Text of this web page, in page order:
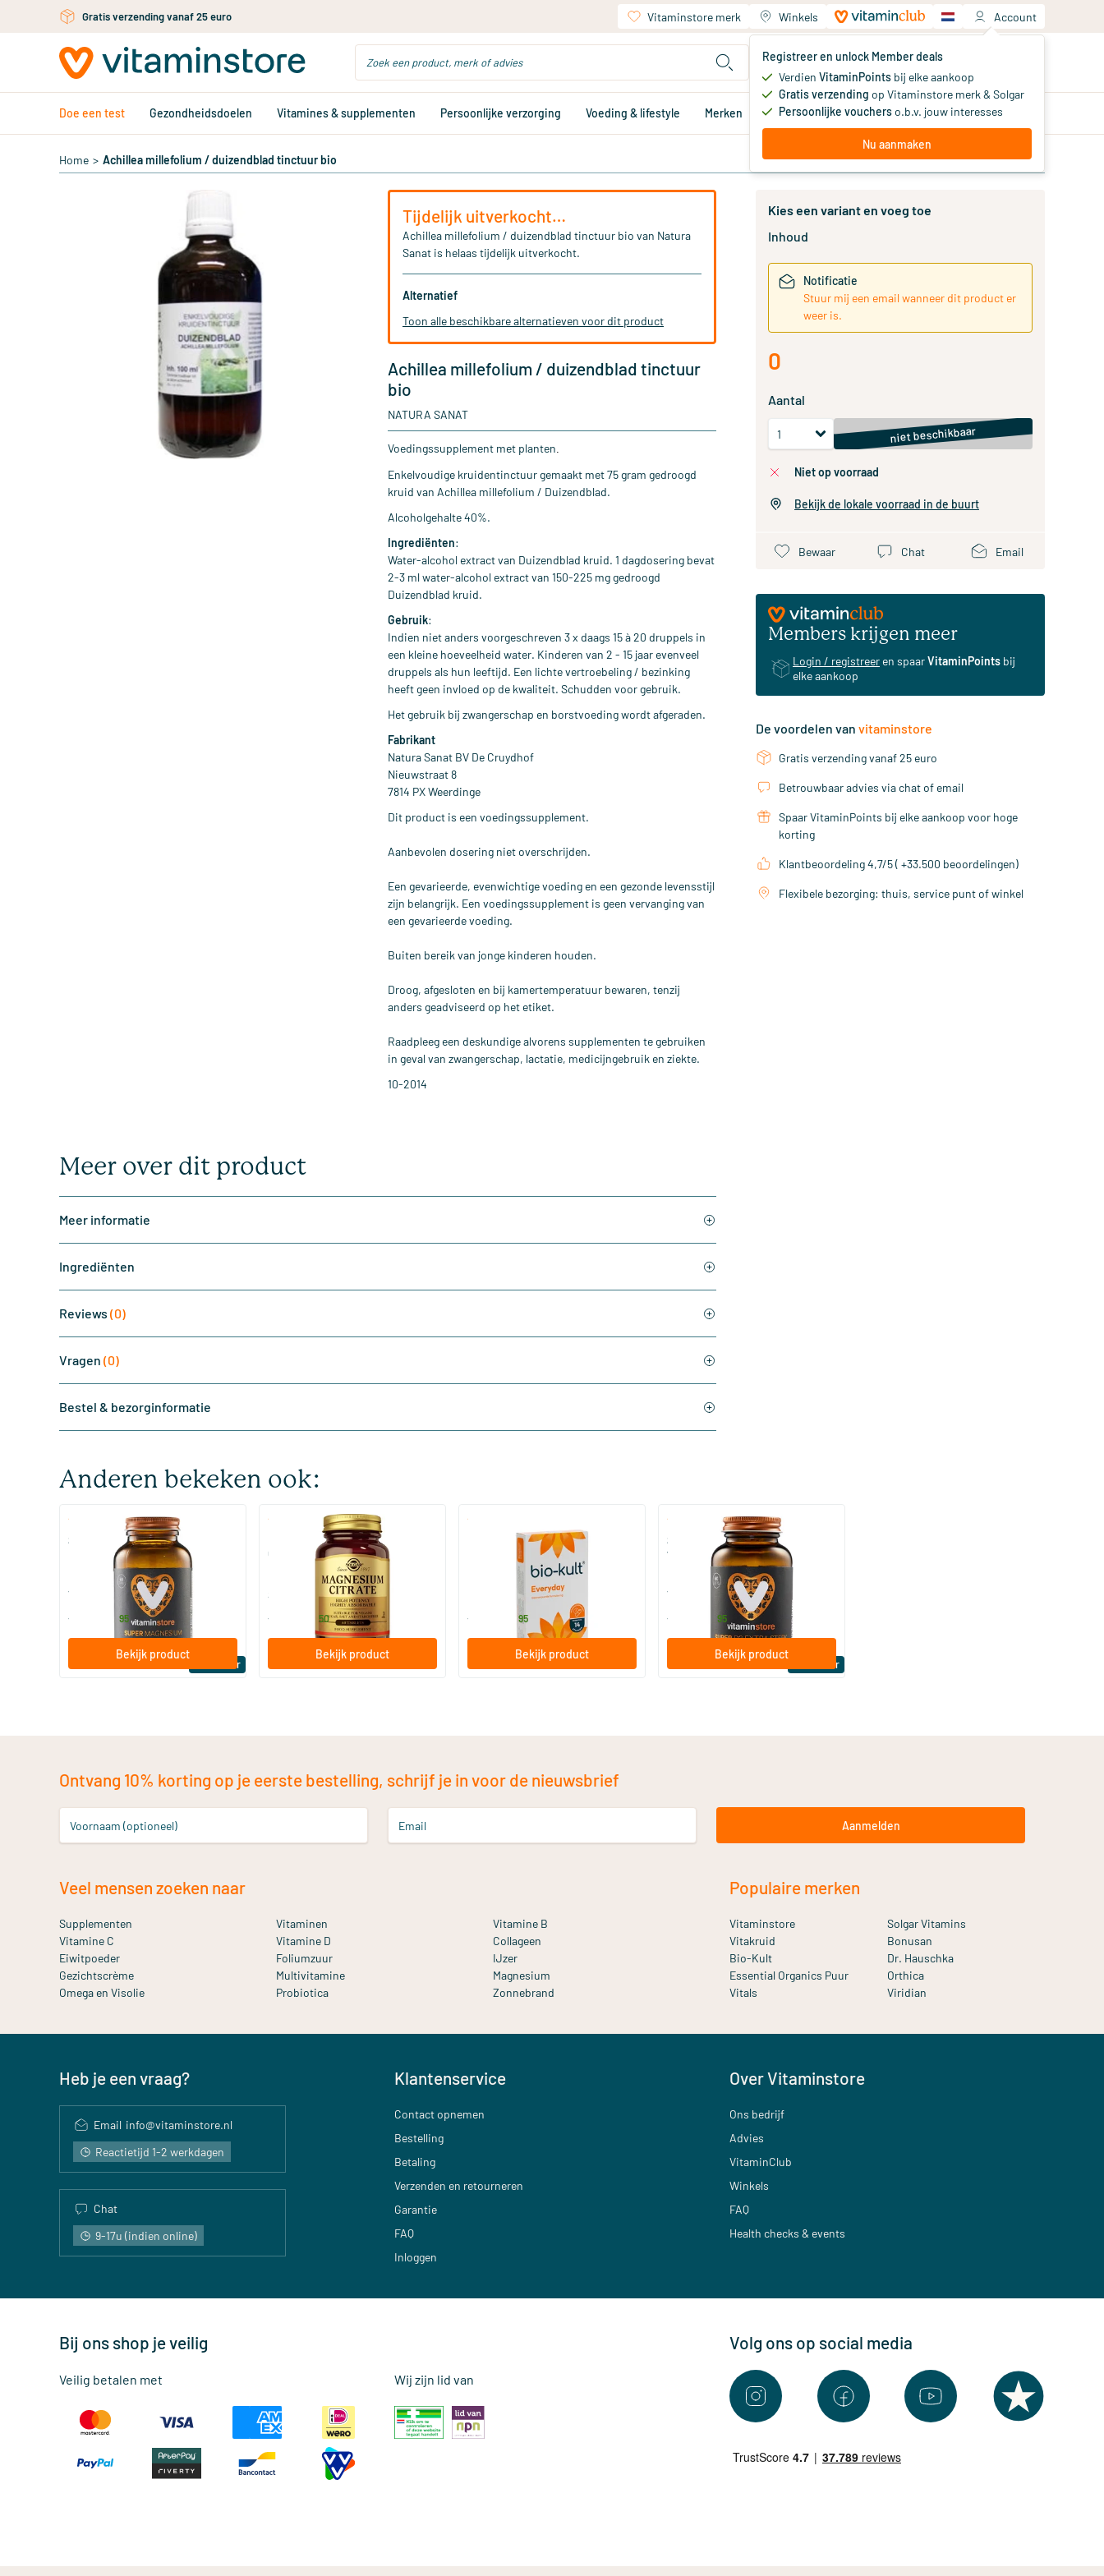
Ga naar de hoofdinhoudGratis verzending vanaf 25 euro Vitaminstore merk Winkels Account
Registreer en unlock Member deals
Verdien VitaminPoints bij elke aankoop
Gratis verzending op Vitaminstore merk & Solgar
Persoonlijke voucherso.b.v. jouw interesses
Nu aanmaken
Jouw winkelwagen
Je hebt nog geen producten
Doe een test Gezondheidsdoelen Vitamines & supplementen Persoonlijke verzorging Voeding & lifestyle Merken Aanbiedingen Memberdeals
Home > Achillea millefolium / duizendblad tinctuur bio
Tijdelijk uitverkocht…
Achillea millefolium / duizendblad tinctuur bio van Natura
Sanat is helaas tijdelijk uitverkocht.
Alternatief
Toon alle beschikbare alternatieven voor dit product
Achillea millefolium / duizendblad tinctuur
bio
NATURA SANAT
Voedingssupplement met planten.
Enkelvoudige kruidentinctuur gemaakt met 75 gram gedroogd
kruid van Achillea millefolium / Duizendblad.
Alcoholgehalte 40%.
Ingrediënten:
Water-alcohol extract van Duizendblad kruid. 1 dagdosering bevat
2-3 ml water-alcohol extract van 150-225 mg gedroogd
Duizendblad kruid.
Gebruik:
Indien niet anders voorgeschreven 3 x daags 15 à 20 druppels in
een kleine hoeveelheid water. Kinderen van 2 - 15 jaar evenveel
druppels als hun leeftijd. Een lichte vertroebeling / bezinking
heeft geen invloed op de kwaliteit. Schudden voor gebruik.
Het gebruik bij zwangerschap en borstvoeding wordt afgeraden.
Fabrikant
Natura Sanat BV De Cruydhof
Nieuwstraat 8
7814 PX Weerdinge
Dit product is een voedingssupplement.
Aanbevolen dosering niet overschrijden.
Een gevarieerde, evenwichtige voeding en een gezonde levensstijl
zijn belangrijk. Een voedingssupplement is geen vervanging van
een gevarieerde voeding.
Buiten bereik van jonge kinderen houden.
Droog, afgesloten en bij kamertemperatuur bewaren, tenzij
anders geadviseerd op het etiket.
Raadpleeg een deskundige alvorens supplementen te gebruiken
in geval van zwangerschap, lactatie, medicijngebruik en ziekte.
10-2014
Meer over dit product
Meer informatie
Ingrediënten
Reviews (0)
Vragen (0)
Bestel & bezorginformatie
Kies een variant en voeg toe
Inhoud
Notificatie
Stuur mij een email wanneer dit product er
weer is.
0
Aantal
niet beschikbaar
niet op voorraad
Bekijk de lokale voorraad in de buurt
Bewaar Chat Email
Members krijgen meer
Login / registreer en spaarVitaminPoints bij
elke aankoop
De voordelen van vitaminstore
Gratis verzending vanaf 25 euro
Betrouwbaar advies via chat of email
Spaar VitaminPoints bij elke aankoop voor hoge
korting
Klantbeoordeling 4,7/5 ( +33.500 beoordelingen)
Flexibele bezorging: thuis, service punt of winkel
Anderen bekeken ook:
Bestseller
(510)
Super Magnesium
60/​120 tabletten
Vitaminstore
vanaf 95
Bekijk product
(287)
Magnesium Citrate (Magnesium
Citraat)
60/​120 tabletten
Solgar Vitamins
vanaf 50
Bekijk product
Bio-Kult Probiotica
30/​60/​120 capsules
vanaf .95
Bekijk product
Bestseller
(158)
Super D3 Extra Sterk 75 mcg
vitamine D
60/​120 softgels
Vitaminstore
vanaf 95
Bekijk product
Ontvang 10% korting op je eerste bestelling, schrijf je in voor de nieuwsbrief
Voornaam (optioneel) Email Aanmelden
Veel mensen zoeken naar
Supplementen Vitaminen
Vitamine B
Vitamine C
Vitamine D
Collageen
Eiwitpoeder
Foliumzuur
IJzer
Gezichtscrème
Multivitamine
Magnesium
Omega en Visolie
Probiotica Zonnebrand
Populaire merken
Vitaminstore
Solgar Vitamins
Vitakruid
Bonusan
Bio-Kult
Dr. Hauschka
Essential Organics Puur
Orthica
Vitals
Viridian
Heb je een vraag?
Email info@vitaminstore.nl
Reactietijd 1-2 werkdagen
Chat
9-17u (indien online)
Klantenservice
Contact opnemen
Bestelling
Betaling
Verzenden en retourneren
Garantie
FAQ
Inloggen
Over Vitaminstore
Ons bedrijf
Advies
VitaminClub
Winkels
FAQ
Health checks & events
Bij ons shop je veilig
Veilig betalen met Wij zijn lid van
Volg ons op social media